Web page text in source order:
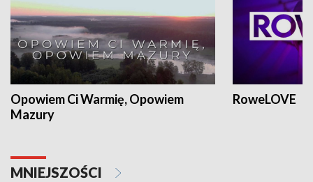
Opowiem Ci Warmię, Opowiem
Mazury
RoweLOVE
MNIEJSZOŚCI